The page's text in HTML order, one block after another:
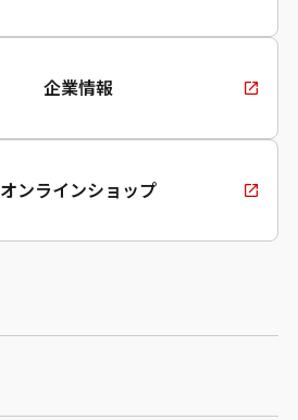
企業情報
オンラインショップ